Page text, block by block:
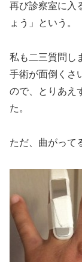
再び診察室に入
ょう」という。
私も二三質問し
手術が面倒くさ
ので、とりあえ
た。
ただ、曲がって